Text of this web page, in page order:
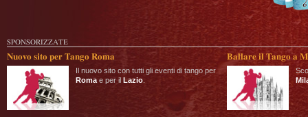
SPONSORIZZATE
Nuovo sito per Tango Roma
Il nuovo sito con tutti gli eventi di tango per
Roma e per il Lazio
Ballare il Tango a